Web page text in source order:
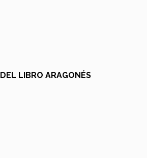
LIBRO ARAGONÉS